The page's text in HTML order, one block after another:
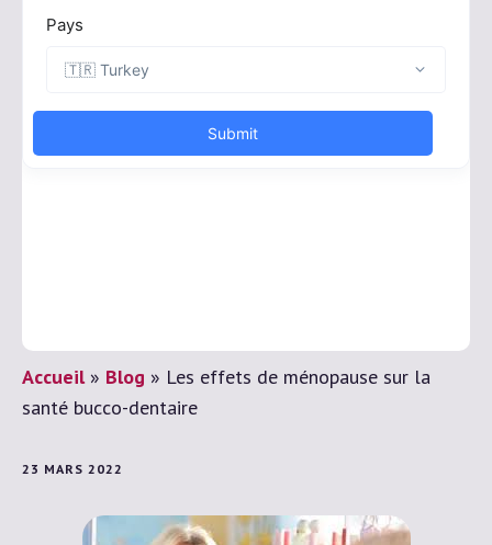
Accueil» Blog » Les effets de ménopause sur la
santé bucco-dentaire
23 MARS 2022